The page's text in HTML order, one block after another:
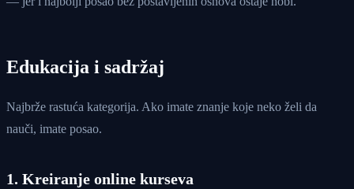
Edukacija i sadržaj
Najbrže rastuća kategorija. Ako imate znanje koje neko želi da
nauči, imate posao.
1. Kreiranje online kurseva